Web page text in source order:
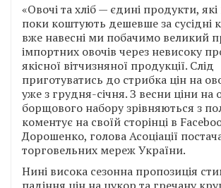
«Овочі та хліб — єдині продукти, які
поки коштують дешевше за сусідні
вже навесні ми побачимо великий
імпортних овочів через невисоку
якісної вітчизняної продукції. Слід
приготуватись до стрибка цін на
уже з грудня-січня. З весни ціни на
борщового набору зрівняються з
коментує на своїй сторінці в
Дорошенко, голова Асоціації
торговельних мереж України.
Нині висока сезонна пропозиція